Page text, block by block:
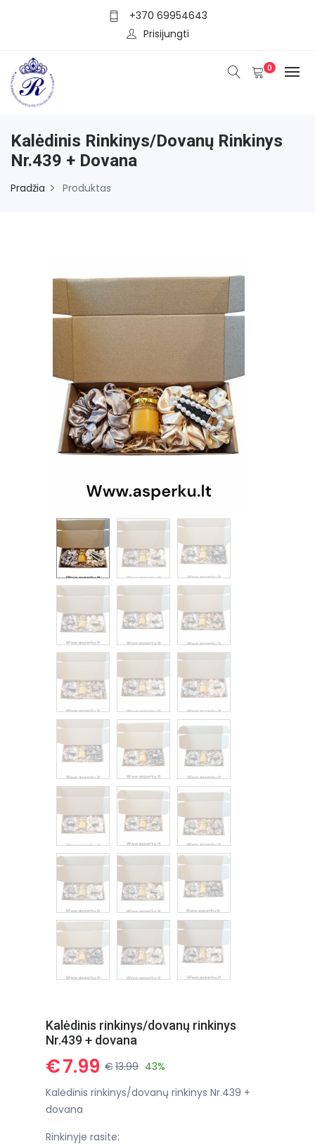
+370 69954643
Prisijungti
0
Kalėdinis Rinkinys/dovanų Rinkinys
Nr.439 + Dovana
Pradžia Produktas
Kalėdinis rinkinys/dovanų rinkinys
Nr.439 + dovana
€7.99 €13.99 43%
Kalėdinis rinkinys/dovanų rinkinys Nr.439 +
dovana
Rinkinyje rasite: